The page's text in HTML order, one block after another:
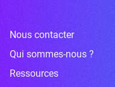
Nous contacter
Qui sommes-nous ?
Ressources